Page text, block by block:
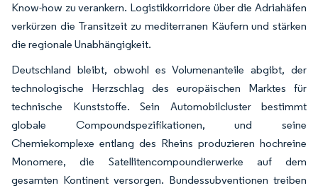
Know-how zu verankern. Logistikkorridore über die Adriahäfen
verkürzen die Transitzeit zu mediterranen Käufern und stärken
die regionale Unabhängigkeit.
Deutschland bleibt, obwohl es Volumenanteile abgibt, der
technologische Herzschlag des europäischen Marktes für
technische Kunststoffe. Sein Automobilcluster bestimmt
globale Compoundspezifikationen, und seine
Chemiekomplexe entlang des Rheins produzieren hochreine
Monomere, die Satellitencompoundierwerke auf dem
gesamten Kontinent versorgen. Bundessubventionen treiben